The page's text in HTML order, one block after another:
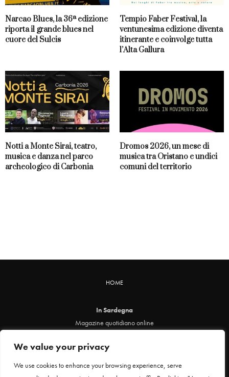
We value your privacy
We use cookies to enhance your browsing experience, serve
Narcao Blues, la 36ª edizione
riporta il grande blues nel
cuore del Sulcis
Tempio Faber Festival, la
ventunesima edizione diventa
itinerante e coinvolge tutta
l’Alta Gallura
Notti a Monte Sirai, teatro,
musica e danza nel parco
archeologico di Carbonia
Dromos 2026, un mese di
musica tra Oristano e undici
comuni del territorio
HOME
In Sardegna
Magazine quotidiano online
Direttore responsabile ed editore: Claudia Marin
Piazza Santa Chiara, 49 - 00186 - Roma
P.IVA 12912621005